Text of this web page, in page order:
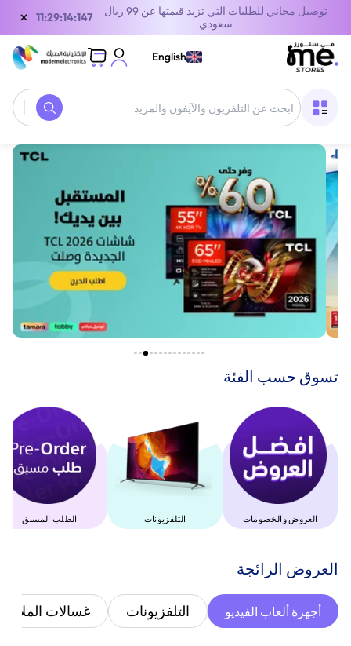
توصيل مجاني للطلبات التي تزيد قيمتها عن 99 ريال
سعودي
10:29:14:147
×
English
‫تسوق حسب الفئة‬
العروض والخصومات التلفزيونات الطلب المسبق
‫العروض الرائجة‬
أجهزة ألعاب الفيديو التلفزيونات غسالات